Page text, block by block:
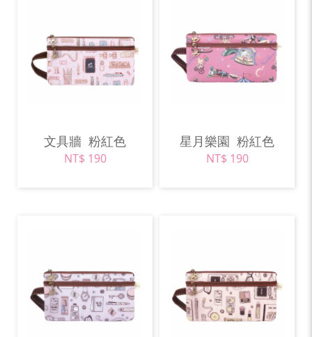
文具牆 粉紅色
NT$ 190
星月樂園 粉紅色
NT$ 190